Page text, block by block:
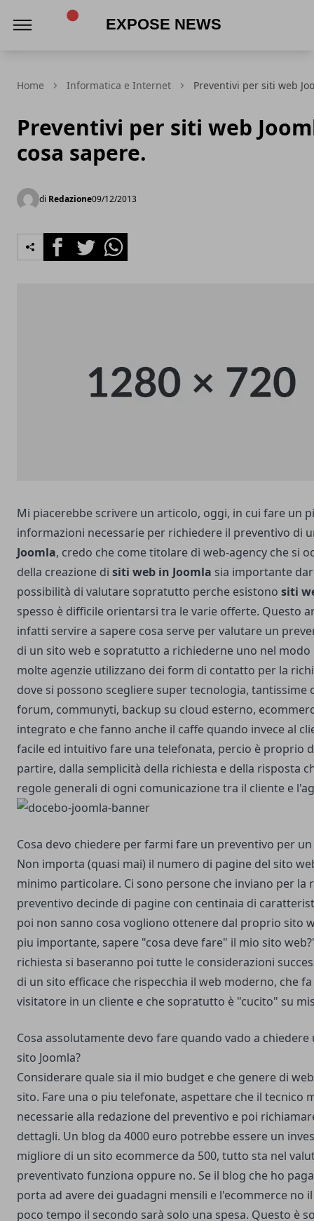
Home Informatica e Internet Preventivi per siti web
Preventivi per siti web
cosa sapere.
di Redazione09/12/2013
FacebookTwitterWhatsapp
Mi piacerebbe scrivere un articolo, oggi, in cui fare un
informazioni necessarie per richiedere il preventivo di
Joomla, credo che come titolare di web-agency che si
della creazione di siti web in Joomla sia importante
possibilità di valutare sopratutto perche esistono siti
spesso è difficile orientarsi tra le varie offerte. Questo
infatti servire a sapere cosa serve per valutare un
di un sito web e sopratutto a richiederne uno nel modo
molte agenzie utilizzano dei form di contatto per la
dove si possono scegliere super tecnologia, tantissime
forum, communyti, backup su cloud esterno,
integrato e che fanno anche il caffe quando invece al
facile ed intuitivo fare una telefonata, percio è proprio
partire, dalla semplicità della richiesta e della risposta
regole generali di ogni comunicazione tra il cliente e
Cosa devo chiedere per farmi fare un preventivo per un
Non importa (quasi mai) il numero di pagine del sito
minimo particolare. Ci sono persone che inviano per la
preventivo decinde di pagine con centinaia di
poi non sanno cosa vogliono ottenere dal proprio sito
piu importante, sapere "cosa deve fare" il mio sito
richiesta si baseranno poi tutte le considerazioni
di un sito efficace che rispecchia il web moderno, che
visitatore in un cliente e che sopratutto è "cucito" su
Cosa assolutamente devo fare quando vado a
sito Joomla?
Considerare quale sia il mio budget e che genere di
sito. Fare una o piu telefonate, aspettare che il tecnico
necessarie alla redazione del preventivo e poi
dettagli. Un blog da 4000 euro potrebbe essere un
migliore di un sito ecommerce da 500, tutto sta nel
preventivato funziona oppure no. Se il blog che ho
porta ad avere dei guadagni mensili e l'ecommerce no
poco tempo il secondo sarà solo una spesa. Questo è